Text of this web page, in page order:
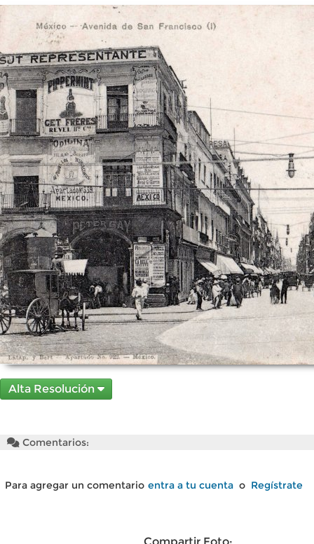
Alta Resolución
Comentarios:
Para agregar un comentario entra a tu cuenta o Regístrate